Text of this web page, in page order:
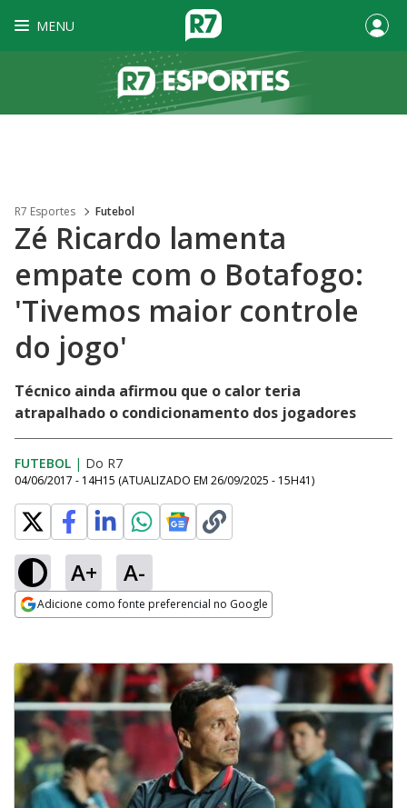
MENU
R7 Esportes Futebol
Zé Ricardo lamenta
empate com o Botafogo:
'Tivemos maior controle
do jogo'
Técnico ainda afirmou que o calor teria
atrapalhado o condicionamento dos jogadores
FUTEBOL | Do R7
04/06/2017 - 14H15 (ATUALIZADO EM 26/09/2025 - 15H41)
A+ A-
Adicione como fonte preferencial no Google